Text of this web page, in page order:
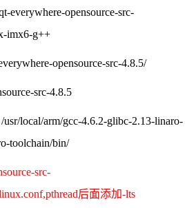
everywhere-opensource-src-
imx6-g++
opensource-src-4.8.5/
src-4.8.5
local/arm/gcc-4.6.2-glibc-2.13-linaro-
toolchain/bin/
src-
后面添加-lts